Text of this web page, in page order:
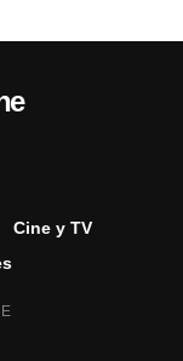
Cine y TV